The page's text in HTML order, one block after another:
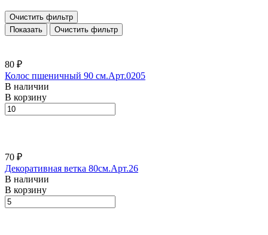
Очистить фильтр
Очистить фильтр
80 ₽
Колос пшеничный 90 см.Арт.0205
В наличии
В корзину
70 ₽
Декоративная ветка 80см.Арт.26
В наличии
В корзину